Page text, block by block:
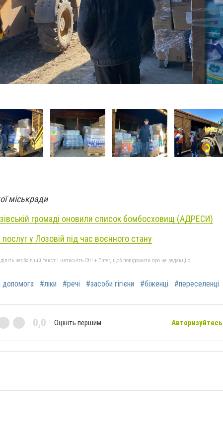
міськради
громаді оновили список бомбосховищ (АДРЕСИ)
у Лозовій під час воєнного стану
необхідний текст і натисніть Ctrl + Enter, щоб повідомити про це редакцію
допомога #ліки #речі #засоби гігієни #біженці #переселенці
0,0 Оцініть першим Авторизуйтесь